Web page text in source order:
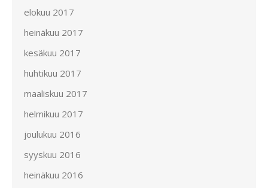
elokuu 2017
heinäkuu 2017
kesäkuu 2017
huhtikuu 2017
maaliskuu 2017
helmikuu 2017
joulukuu 2016
syyskuu 2016
heinäkuu 2016